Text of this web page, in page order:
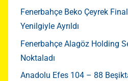
Fenerbahçe Beko Çeyrek
Yenilgiyle Ayrıldı
Fenerbahçe Alagöz Holding
Noktaladı
Anadolu Efes 104 – 88